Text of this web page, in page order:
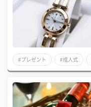
#プレゼント #成人式